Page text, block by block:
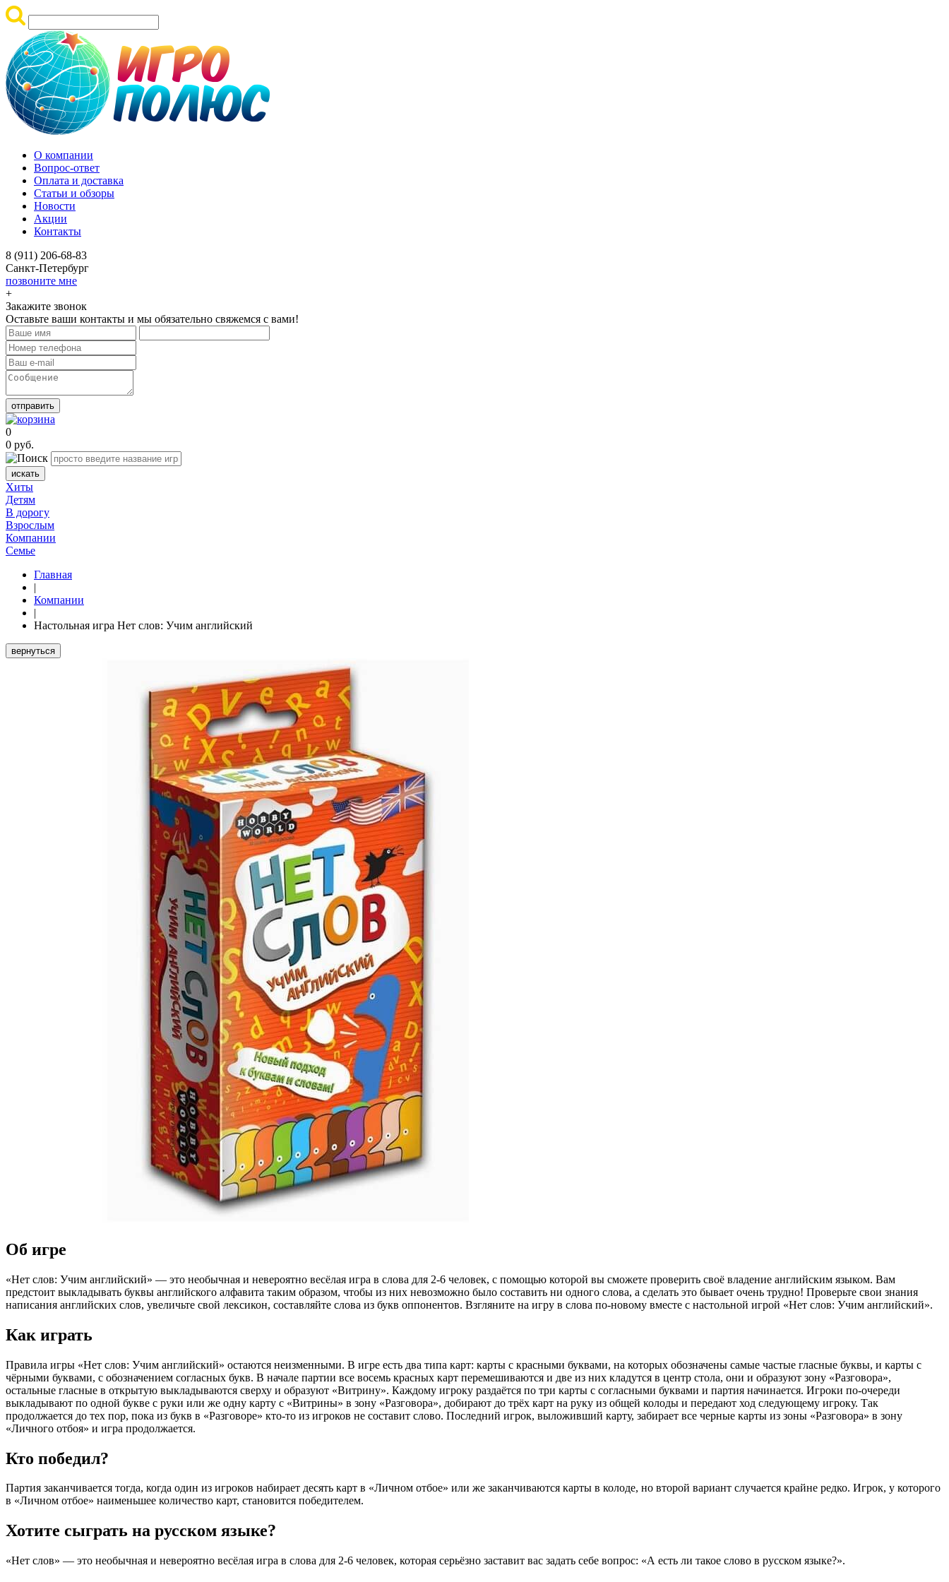
О компании
Вопрос-ответ
Оплата и доставка
Статьи и обзоры
Новости
Акции
Контакты
8 (911) 206-68-83
Санкт-Петербург
позвоните мне
+
Закажите звонок
Оставьте ваши контакты и мы обязательно свяжемся с вами!
отправить
0
0 руб.
искать
Хиты
Детям
В дорогу
Взрослым
Компании
Семье
Главная
|
Компании
|
Настольная игра Нет слов: Учим английский
вернуться
Об игре
«Нет слов: Учим английский» — это необычная и невероятно весёлая игра в слова для 2-6 человек, с помощью которой вы сможете проверить своё владение английским языком. Вам
предстоит выкладывать буквы английского алфавита таким образом, чтобы из них невозможно было составить ни одного слова, а сделать это бывает очень трудно! Проверьте свои знания
написания английских слов, увеличьте свой лексикон, составляйте слова из букв оппонентов. Взгляните на игру в слова по-новому вместе с настольной игрой «Нет слов: Учим английский».
Как играть
Правила игры «Нет слов: Учим английский» остаются неизменными. В игре есть два типа карт: карты с красными буквами, на которых обозначены самые частые гласные буквы, и карты с
чёрными буквами, с обозначением согласных букв. В начале партии все восемь красных карт перемешиваются и две из них кладутся в центр стола, они и образуют зону «Разговора»,
остальные гласные в открытую выкладываются сверху и образуют «Витрину». Каждому игроку раздаётся по три карты с согласными буквами и партия начинается. Игроки по-очереди
выкладывают по одной букве с руки или же одну карту с «Витрины» в зону «Разговора», добирают до трёх карт на руку из общей колоды и передают ход следующему игроку. Так
продолжается до тех пор, пока из букв в «Разговоре» кто-то из игроков не составит слово. Последний игрок, выложивший карту, забирает все черные карты из зоны «Разговора» в зону
«Личного отбоя» и игра продолжается.
Кто победил?
Партия заканчивается тогда, когда один из игроков набирает десять карт в «Личном отбое» или же заканчиваются карты в колоде, но второй вариант случается крайне редко. Игрок, у которого
в «Личном отбое» наименьшее количество карт, становится победителем.
Хотите сыграть на русском языке?
«Нет слов» — это необычная и невероятно весёлая игра в слова для 2-6 человек, которая серьёзно заставит вас задать себе вопрос: «А есть ли такое слово в русском языке?».